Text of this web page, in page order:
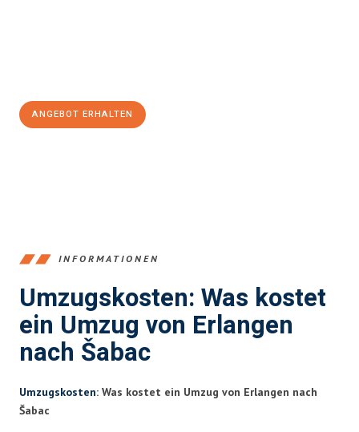
ANGEBOT ERHALTEN
INFORMATIONEN
Umzugskosten: Was kostet
ein Umzug von Erlangen
nach Šabac
Umzugskosten: Was kostet ein Umzug von Erlangen nach
Šabac